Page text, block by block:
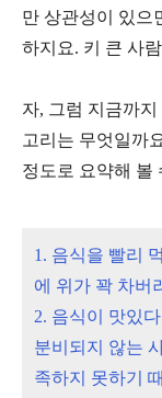
만 상관성이 있으
하지요. 키 큰 사
자, 그럼 지금까
고리는 무엇일까
정도로 요약해 볼
1. 음식을 빨리
에 위가 꽉 차버
2. 음식이 맛있
분비되지 않는
족하지 못하기